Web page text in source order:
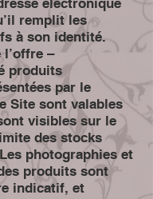
remplit les
à son identité.
l’offre –
produits
par le
Site sont valables
visibles sur le
des stocks
photographies et
produits sont
indicatif, et